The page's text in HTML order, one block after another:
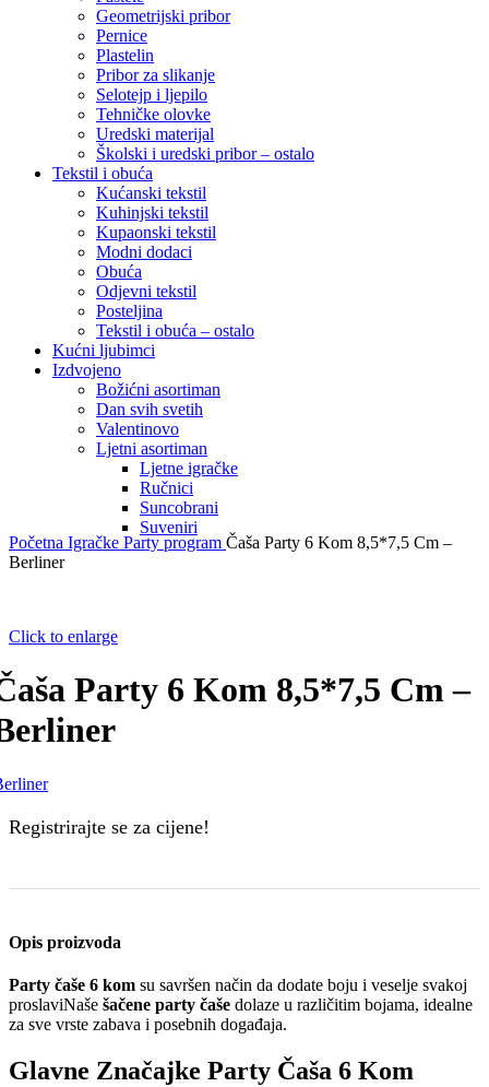
Geometrijski pribor
Pernice
Plastelin
Pribor za slikanje
Selotejp i ljepilo
Tehničke olovke
Uredski materijal
Školski i uredski pribor – ostalo
Tekstil i obuća
Kućanski tekstil
Kuhinjski tekstil
Kupaonski tekstil
Modni dodaci
Obuća
Odjevni tekstil
Posteljina
Tekstil i obuća – ostalo
Kućni ljubimci
Izdvojeno
Božićni asortiman
Dan svih svetih
Valentinovo
Ljetni asortiman
Ljetne igračke
Ručnici
Suncobrani
Suveniri
Početna Igračke Party program Čaša Party 6 Kom 8,5*7,5 Cm –
Berliner
Click to enlarge
Party 6 Kom 8,5*7,5 Cm –
Registrirajte se za cijene!
Opis proizvoda
Party čaše 6 kom su savršen način da dodate boju i veselje svakoj
proslaviNaše šačene party čaše dolaze u različitim bojama, idealne
za sve vrste zabava i posebnih događaja.
Glavne Značajke Party Čaša 6 Kom